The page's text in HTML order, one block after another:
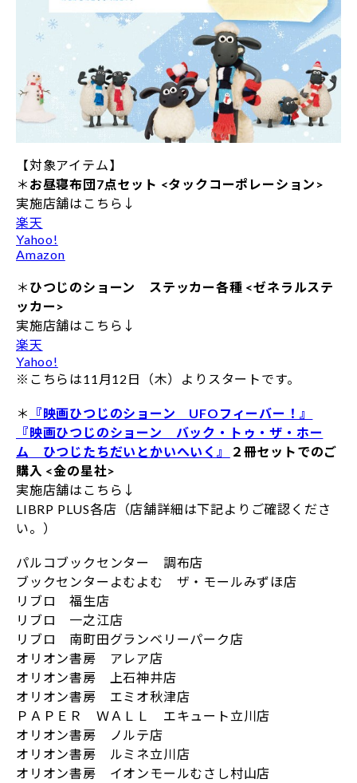
【対象アイテム】
＊ お昼寝布団7点セット <タックコーポレーション>
実施店舗はこちら↓
楽天
Yahoo!
Amazon
＊ ひつじのショーン ステッカー各種 <ゼネラルステ
ッカー>
実施店舗はこちら↓
楽天
Yahoo!
※こちらは11月12日（木）よりスタートです。
＊
『映画ひつじのショーン UFOフィーバー！』
『映画ひつじのショーン バック・トゥ・ザ・ホー
ム ひつじたちだいとかいへいく』
２冊セットでのご
購入 <金の星社>
実施店舗はこちら↓
LIBRP PLUS各店（店舗詳細は下記よりご確認くださ
い。）
パルコブックセンター 調布店
ブックセンターよむよむ ザ・モールみずほ店
リブロ 福生店
リブロ 一之江店
リブロ 南町田グランベリーパーク店
オリオン書房 アレア店
オリオン書房 上石神井店
オリオン書房 エミオ秋津店
ＰＡＰＥＲ ＷＡＬＬ エキュート立川店
オリオン書房 ノルテ店
オリオン書房 ルミネ立川店
オリオン書房 イオンモールむさし村山店